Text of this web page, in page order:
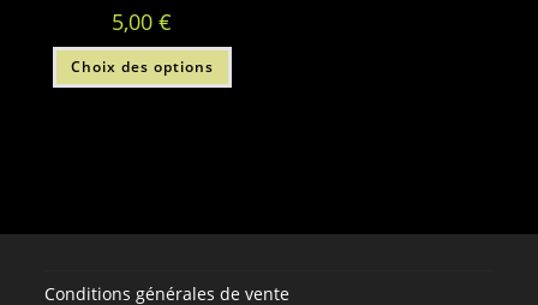
5,00€
Choix des options
Ce
a
la
produit
Conditions générales de vente